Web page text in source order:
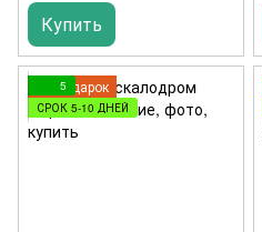
Купить
Подарок
5
СРОК 5-10 ДНЕЙ